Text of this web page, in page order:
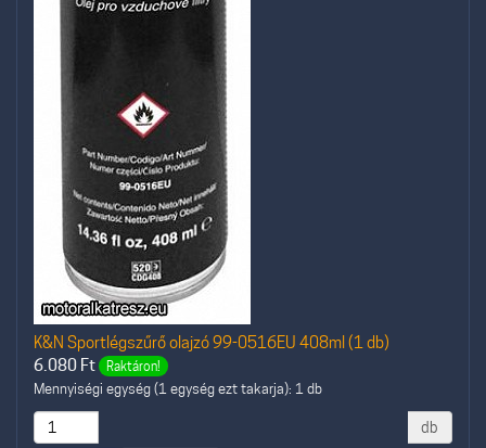
K&N Sportlégszűrő olajzó 99-0516EU 408ml (1 db)
6.080 Ft Raktáron!
Mennyiségi egység (1 egység ezt takarja): 1 db
db